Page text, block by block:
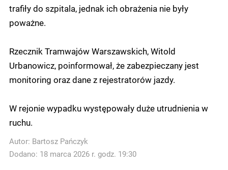
trafiły do szpitala, jednak ich obrażenia nie były
poważne.
Rzecznik Tramwajów Warszawskich, Witold
Urbanowicz, poinformował, że zabezpieczany jest
monitoring oraz dane z rejestratorów jazdy.
W rejonie wypadku występowały duże utrudnienia w
ruchu.
Autor: Bartosz Pańczyk
Dodano: 18 marca 2026 r. godz. 19:30